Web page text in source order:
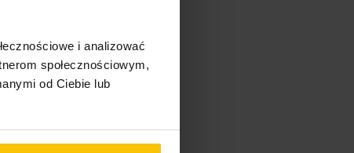
i analizować
społecznościowym,
od Ciebie lub